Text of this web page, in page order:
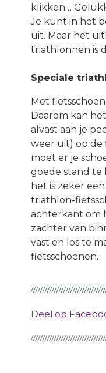
klikken…
Je kunt in het
uit. Maar het
triathlonnen is
Speciale
Met
Daarom kan
alvast aan je
weer uit) op de
moet er je
goede stand te
het is zeker
triathlon-
achterkant om
zachter van
vast en los te
fietsschoenen.
Deel op